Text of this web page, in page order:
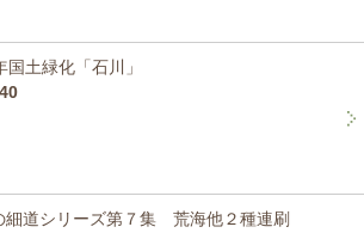
国土緑化「石川」
細道シリーズ第７集 荒海他２種連刷